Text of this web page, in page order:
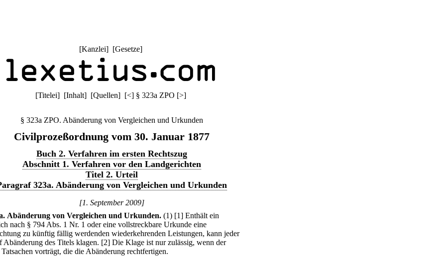
[Kanzlei] [Gesetze]
[Titelei] [Inhalt] [Quellen] [<] § 323a ZPO [>]
§ 323a ZPO. Abänderung von Vergleichen und Urkunden
Civilprozeßordnung vom 30. Januar 1877
Buch 2. Verfahren im ersten Rechtszug
Abschnitt 1. Verfahren vor den Landgerichten
Titel 2. Urteil
323a. Abänderung von Vergleichen und Urkunden
[1. September 2009]
. Abänderung von Vergleichen und Urkunden. (1) [1] Enthält ein
nach § 794 Abs. 1 Nr. 1 oder eine vollstreckbare Urkunde eine
zu künftig fällig werdenden wiederkehrenden Leistungen, kann jeder
Abänderung des Titels klagen. [2] Die Klage ist nur zulässig, wenn der
vorträgt, die die Abänderung rechtfertigen.